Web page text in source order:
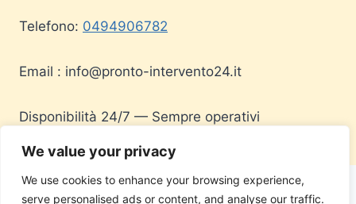
We value your privacy
We use cookies to enhance your browsing experience,
serve personalised ads or content, and analyse our traffic.
Telefono: 0494906782
Email : info@pronto-intervento24.it
Disponibilità 24/7 — Sempre operativi